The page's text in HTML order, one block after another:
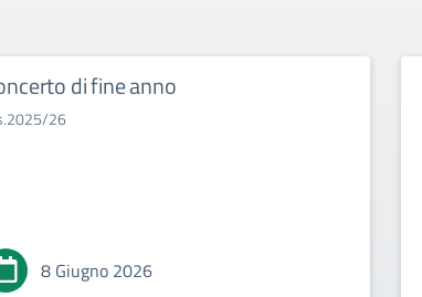
di fine anno
26
8 Giugno 2026